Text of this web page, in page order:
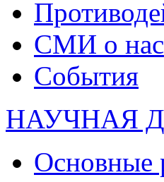
СМИ о нас
События
НАУЧНАЯ
Основные